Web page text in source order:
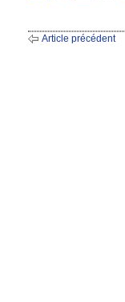
Article précédent